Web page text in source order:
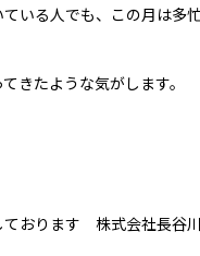
いる人でも、この月は
きたような気がします。
ております 株式会社長谷